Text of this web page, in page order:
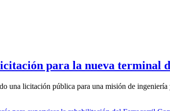
para la nueva terminal
licitación pública para una misión de ingeniería